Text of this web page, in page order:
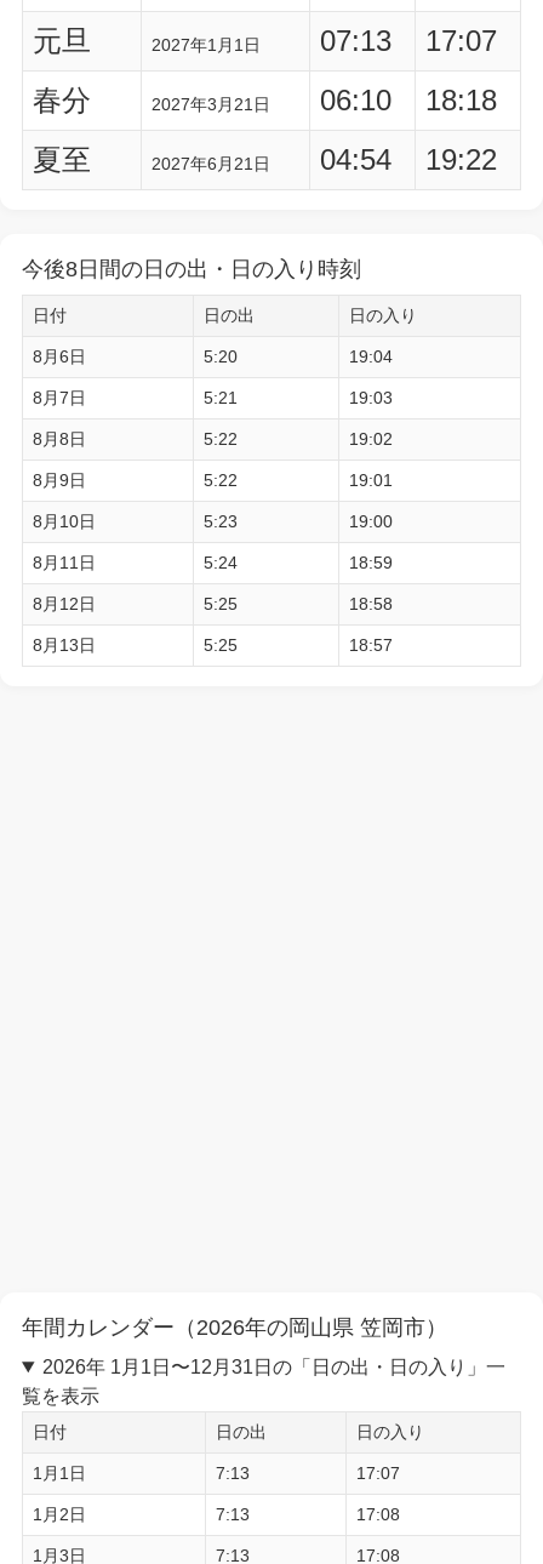
元旦
2027年1月1日 07:13
17:07
春分
2027年3月21日 06:10
18:18
夏至
2027年6月21日 04:54 19:22
今後8日間の日の出・日の入り時刻
日付 日の出 日の入り
8月6日 5:20 19:04
8月7日 5:21 19:03
8月8日 5:22 19:02
8月9日 5:22 19:01
8月10日 5:23 19:00
8月11日 5:24 18:59
8月12日 5:25 18:58
8月13日 5:25 18:57
年間カレンダー（2026年の岡山県 笠岡市）
2026年 1月1日〜12月31日の「日の出・日の入り」一
覧を表示
日付 日の出 日の入り
1月1日 7:13 17:07
1月2日 7:13 17:08
1月3日 7:13 17:08